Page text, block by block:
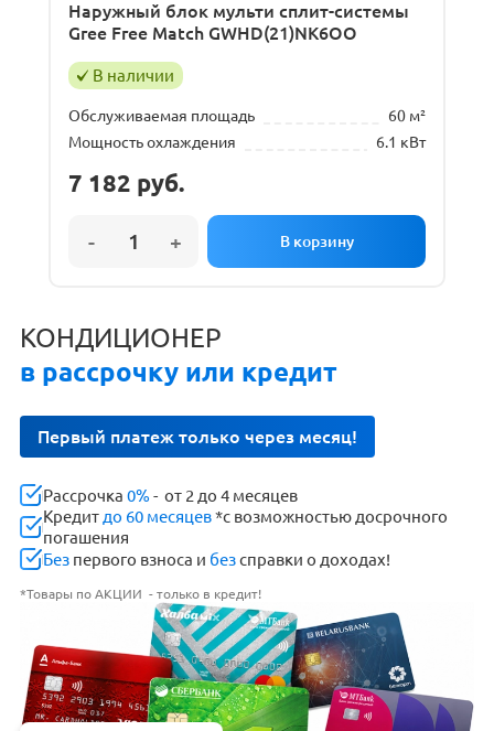
Наружный блок мульти сплит-системы
Gree Free Match GWHD(21)NK6OO
В наличии
Обслуживаемая площадь
60 м²
Мощность охлаждения
6.1 кВт
7 182 руб.
КОНДИЦИОНЕР
в рассрочку или кредит
Первый платеж только через месяц!
Рассрочка0% - от 2 до 4 месяцев
Кредит до 60 месяцев*с возможностью досрочного
погашения
Без первого взноса и безсправки о доходах!
*Товары по АКЦИИ - только в кредит!